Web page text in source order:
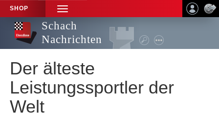
SHOP
TOGGLE
NAVIGATION
Schach
Nachrichten
Der älteste
Leistungssportler der
Welt